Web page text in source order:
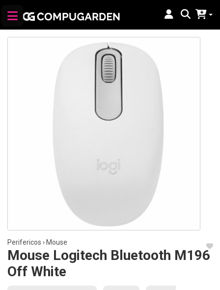
Perifericos › Mouse
Mouse Logitech Bluetooth M196
Off White